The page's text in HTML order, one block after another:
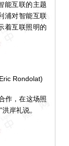
能互联的主题
浦对智能互联
着互联照明的
Rondolat)
作，在这场照
岸礼说。